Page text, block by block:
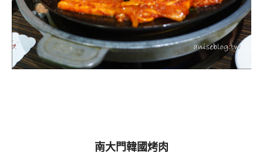
南大門韓國烤肉